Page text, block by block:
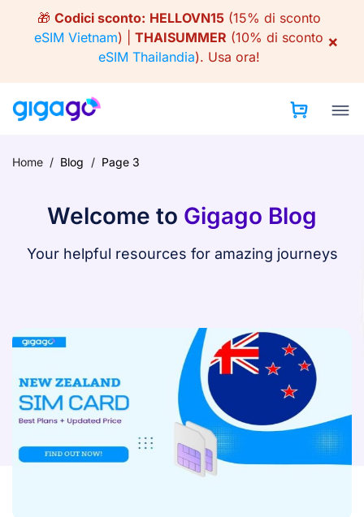
content
🎁 Codici sconto: HELLOVN15(15% di sconto
eSIM Vietnam) | THAISUMMER (10% di sconto
eSIM Thailandia). Usa ora!
×
Home / Blog / Page 3
Welcome to Gigago Blog
Your helpful resources for amazing journeys